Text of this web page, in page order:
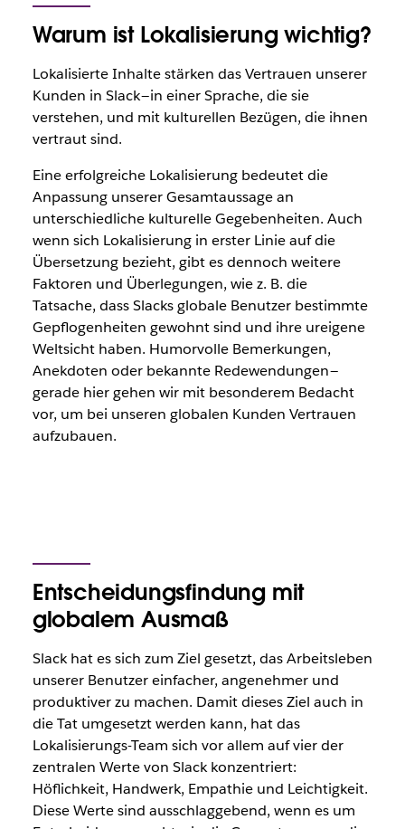
Warum ist Lokalisierung wichtig?
Lokalisierte Inhalte stärken das Vertrauen unserer
Kunden in Slack — in einer Sprache, die sie
verstehen, und mit kulturellen Bezügen, die ihnen
vertraut sind.
Eine erfolgreiche Lokalisierung bedeutet die
Anpassung unserer Gesamtaussage an
unterschiedliche kulturelle Gegebenheiten. Auch
wenn sich Lokalisierung in erster Linie auf die
Übersetzung bezieht, gibt es dennoch weitere
Faktoren und Überlegungen, wie z. B. die
Tatsache, dass Slacks globale Benutzer bestimmte
Gepflogenheiten gewohnt sind und ihre ureigene
Weltsicht haben. Humorvolle Bemerkungen,
Anekdoten oder bekannte Redewendungen —
gerade hier gehen wir mit besonderem Bedacht
vor, um bei unseren globalen Kunden Vertrauen
aufzubauen.
Entscheidungsfindung mit
globalem Ausmaß
Slack hat es sich zum Ziel gesetzt, das Arbeitsleben
unserer Benutzer einfacher, angenehmer und
produktiver zu machen. Damit dieses Ziel auch in
die Tat umgesetzt werden kann, hat das
Lokalisierungs-Team sich vor allem auf vier der
zentralen Werte von Slack konzentriert:
Höflichkeit, Handwerk, Empathie und Leichtigkeit.
Diese Werte sind ausschlaggebend, wenn es um